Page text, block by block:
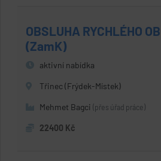
OBSLUHA RYCHLÉHO
(ZamK)
aktivní nabídka
Třinec (Frýdek-Místek)
Mehmet Bagci (přes úřad práce)
22400 Kč